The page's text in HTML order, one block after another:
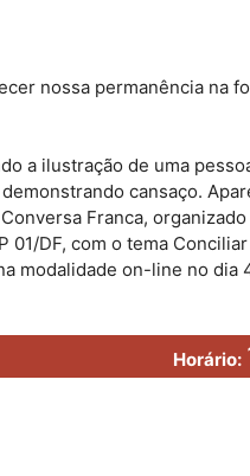
nossa permanência na
a ilustração de uma
cansaço.
Franca,
01/DF, com o tema
modalidade on-line no dia
Horário: